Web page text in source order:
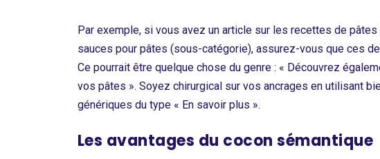
Par exemple, si vous avez un article sur les recettes de
sauces pour pâtes (sous-catégorie), assurez-vous que ces
Ce pourrait être quelque chose du genre : « Découvrez
vos pâtes ». Soyez chirurgical sur vos ancrages en utilisant
génériques du type « En savoir plus ».
Les avantages du cocon sémantique